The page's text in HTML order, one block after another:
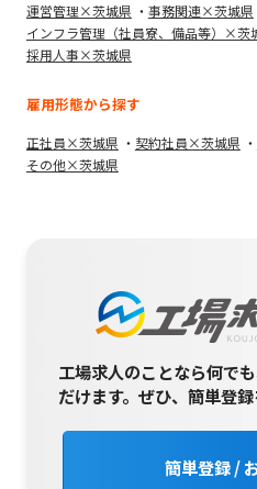
運営管理×茨城県
事務関連×茨城県
インフラ管理（社員寮、備品等）×茨
採用人事×茨城県
雇用形態から探す
正社員×茨城県 契約社員×茨城県
その他×茨城県
工場求人のことなら何で
だけます。ぜひ、簡単登
簡単登録 /